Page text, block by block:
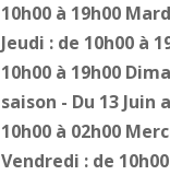
10h00 à 19h00
Jeudi : de 10h00 à
10h00 à 19h00
saison - Du 13 Juin
10h00 à 02h00
Vendredi : de